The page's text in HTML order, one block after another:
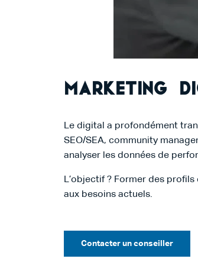
Marketing
Le digital a profondément
SEO/SEA, community
analyser les données de
L’objectif ? Former des
aux besoins actuels.
Contacter un conseiller